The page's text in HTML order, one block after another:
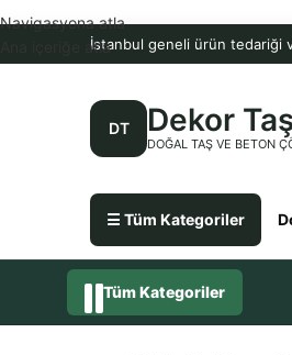
İstanbul geneli ürün tedariği
DT Dekor
DOĞAL TAŞ VE BETON
☰ Tüm Kategoriler
Navigasyona atla
Ana içeriğe atla
Tüm Kategoriler